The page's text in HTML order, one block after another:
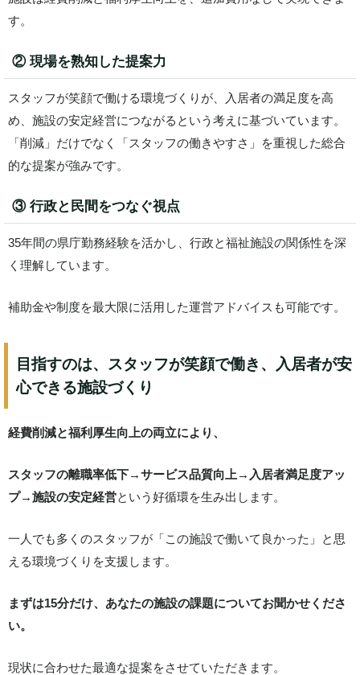
す。
② 現場を熟知した提案力
スタッフが笑顔で働ける環境づくりが、入居者の満足度を高
め、施設の安定経営につながるという考えに基づいています。
「削減」だけでなく「スタッフの働きやすさ」を重視した総合
的な提案が強みです。
③ 行政と民間をつなぐ視点
35年間の県庁勤務経験を活かし、行政と福祉施設の関係性を深
く理解しています。
補助金や制度を最大限に活用した運営アドバイスも可能です。
目指すのは、スタッフが笑顔で働き、入居者が安
心できる施設づくり
経費削減と福利厚生向上の両立により、
スタッフの離職率低下→サービス品質向上→入居者満足度アッ
プ→施設の安定経営という好循環を生み出します。
一人でも多くのスタッフが「この施設で働いて良かった」と思
える環境づくりを支援します。
まずは15分だけ、あなたの施設の課題についてお聞かせくださ
い。
現状に合わせた最適な提案をさせていただきます。